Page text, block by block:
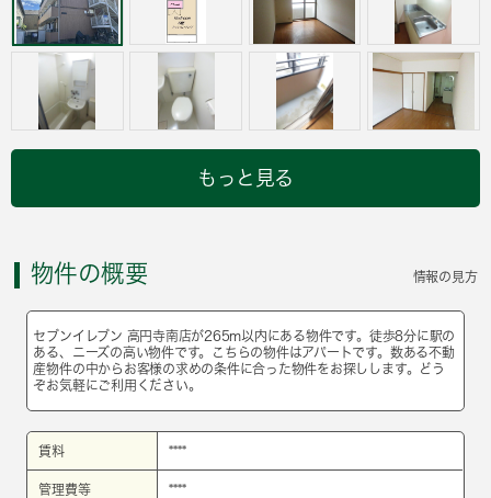
もっと見る
物件の概要 情報の見方
セブンイレブン 高円寺南店が265m以内にある物件です。徒歩8分に駅の
ある、ニーズの高い物件です。こちらの物件はアパートです。数ある不動
産物件の中からお客様の求めの条件に合った物件をお探しします。どう
ぞお気軽にご利用ください。
賃料 ****
管理費等 ****